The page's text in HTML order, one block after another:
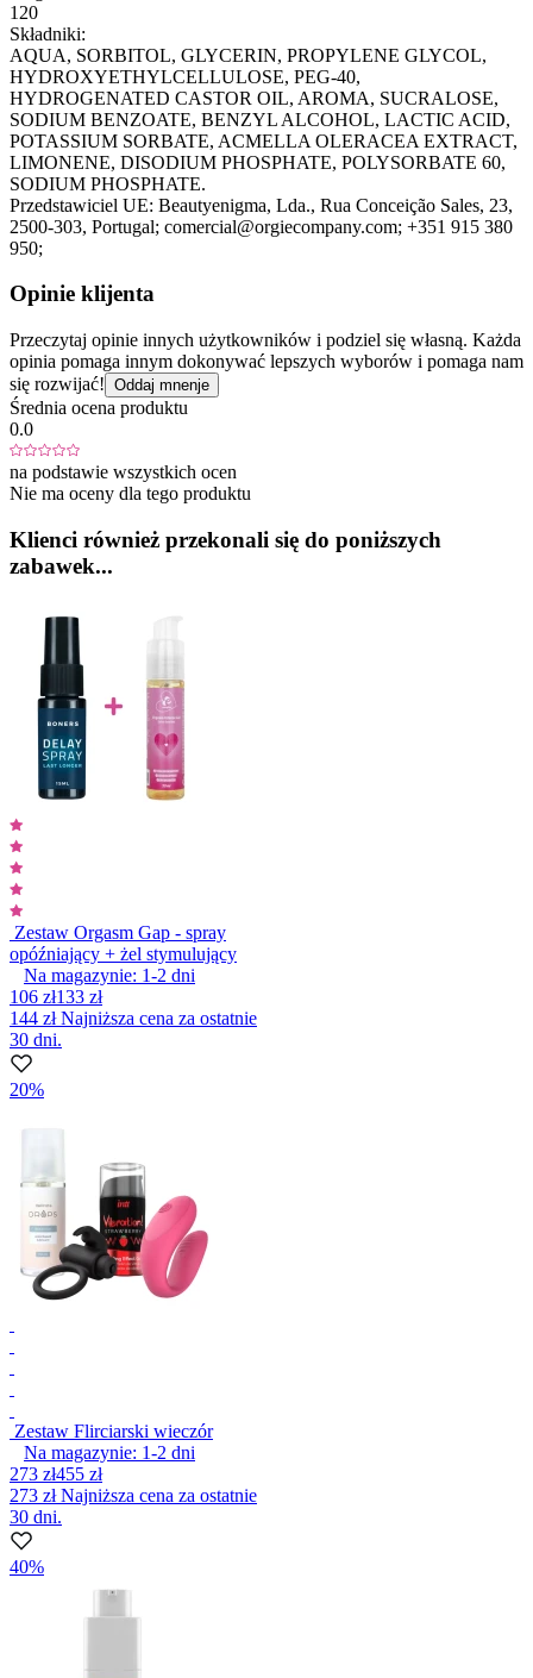
120
Składniki:
AQUA, SORBITOL, GLYCERIN, PROPYLENE GLYCOL,
HYDROXYETHYLCELLULOSE, PEG-40,
HYDROGENATED CASTOR OIL, AROMA, SUCRALOSE,
SODIUM BENZOATE, BENZYL ALCOHOL, LACTIC ACID,
POTASSIUM SORBATE, ACMELLA OLERACEA EXTRACT,
LIMONENE, DISODIUM PHOSPHATE, POLYSORBATE 60,
SODIUM PHOSPHATE.
Przedstawiciel UE: Beautyenigma, Lda., Rua Conceição Sales, 23,
2500-303, Portugal; comercial@orgiecompany.com; +351 915 380
950;
Opinie klijenta
Przeczytaj opinie innych użytkowników i podziel się własną. Każda
opinia pomaga innym dokonywać lepszych wyborów i pomaga nam
się rozwijać! Oddaj mnenje
Średnia ocena produktu
0.0
na podstawie wszystkich ocen
Nie ma oceny dla tego produktu
Klienci również przekonali się do poniższych
zabawek...
Zestaw Orgasm Gap - spray
opóźniający + żel stymulujący
Na magazynie: 1-2 dni
106 zł133 zł
144 złNajniższa cena za ostatnie
30 dni.
20%
Zestaw Flirciarski wieczór
Na magazynie: 1-2 dni
273 zł455 zł
273 złNajniższa cena za ostatnie
30 dni.
40%